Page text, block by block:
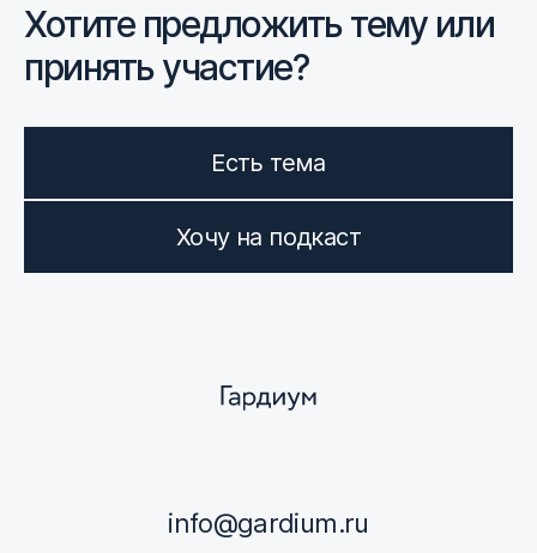
Хотите предложить тему или
принять участие?
Есть тема
Хочу на подкаст
info@gardium.ru